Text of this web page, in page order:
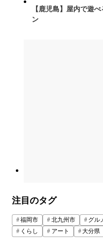
【鹿児島】屋内で遊
ン
注目のタグ
福岡市 北九州市 グル
くらし
アート 大分県